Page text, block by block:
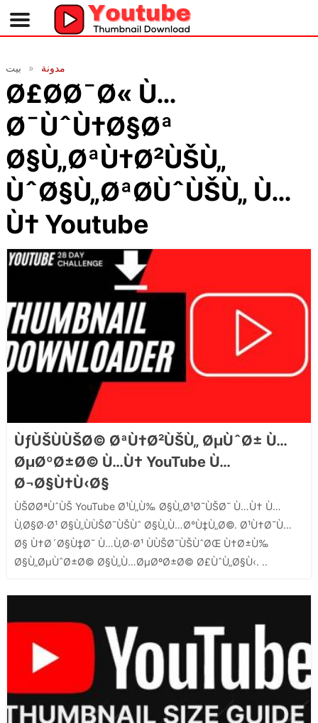
بيت مدونة
Ø£Ø­Ø¯Ø« Ù…
Ø¯ÙˆÙ†Ø§Øª
Ø§Ù„ØªÙ†Ø²ÙŠÙ„
ÙˆØ§Ù„ØªØ­ÙˆÙŠÙ„ Ù…
Ù† Youtube
ÙƒÙŠÙÙŠØ© ØªÙ†Ø²ÙŠÙ„ ØµÙˆØ± Ù…
ØµØºØ±Ø© Ù…Ù† YouTube Ù…
Ø¬Ø§Ù†Ù‹Ø§
ÙŠØ­ØªÙˆÙŠ YouTube Ø¹Ù„Ù‰ Ø§Ù„Ø¹Ø¯ÙŠØ¯ Ù…Ù† Ù…
Ù‚Ø§Ø·Ø¹ Ø§Ù„ÙÙŠØ¯ÙŠÙˆ Ø§Ù„Ù…Ø°Ù‡Ù„Ø©. Ø¹Ù†Ø¯Ù…
Ø§ Ù†Ø´Ø§Ù‡Ø¯ Ù…Ù‚Ø·Ø¹ ÙÙŠØ¯ÙŠÙˆØŒ Ù†Ø±Ù‰
Ø§Ù„ØµÙˆØ±Ø© Ø§Ù„Ù…ØµØºØ±Ø© Ø£ÙˆÙ„Ø§Ù‹. ..